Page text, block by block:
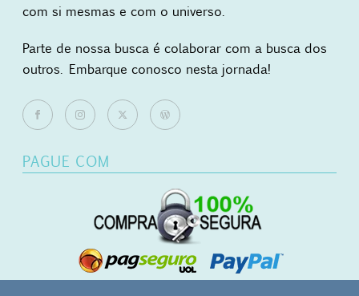
com si mesmas e com o universo.
Parte de nossa busca é colaborar com a busca dos
outros. Embarque conosco nesta jornada!
PAGUE COM